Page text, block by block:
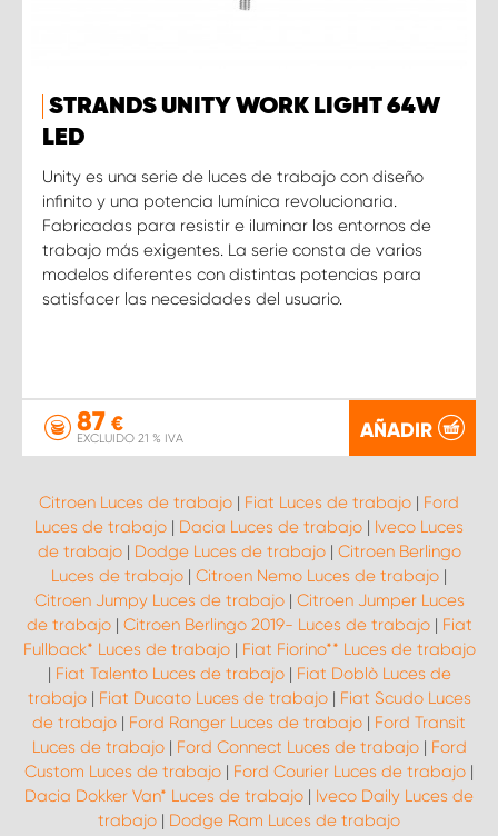
STRANDS UNITY WORK LIGHT 64W
LED
Unity es una serie de luces de trabajo con diseño
infinito y una potencia lumínica revolucionaria.
Fabricadas para resistir e iluminar los entornos de
trabajo más exigentes. La serie consta de varios
modelos diferentes con distintas potencias para
satisfacer las necesidades del usuario.
87 €
EXCLUIDO 21 % IVA AÑADIR
Citroen Luces de trabajo | Fiat Luces de trabajo | Ford
Luces de trabajo | Dacia Luces de trabajo | Iveco Luces
de trabajo| Dodge Luces de trabajo| Citroen Berlingo
Luces de trabajo | Citroen Nemo Luces de trabajo |
Citroen Jumpy Luces de trabajo| Citroen Jumper Luces
de trabajo| Citroen Berlingo 2019- Luces de trabajo| Fiat
Fullback* Luces de trabajo| Fiat Fiorino** Luces de trabajo
| Fiat Talento Luces de trabajo| Fiat Doblò Luces de
trabajo| Fiat Ducato Luces de trabajo| Fiat Scudo Luces
de trabajo | Ford Ranger Luces de trabajo | Ford Transit
Luces de trabajo| Ford Connect Luces de trabajo| Ford
Custom Luces de trabajo | Ford Courier Luces de trabajo |
Dacia Dokker Van* Luces de trabajo | Iveco Daily Luces de
trabajo | Dodge Ram Luces de trabajo